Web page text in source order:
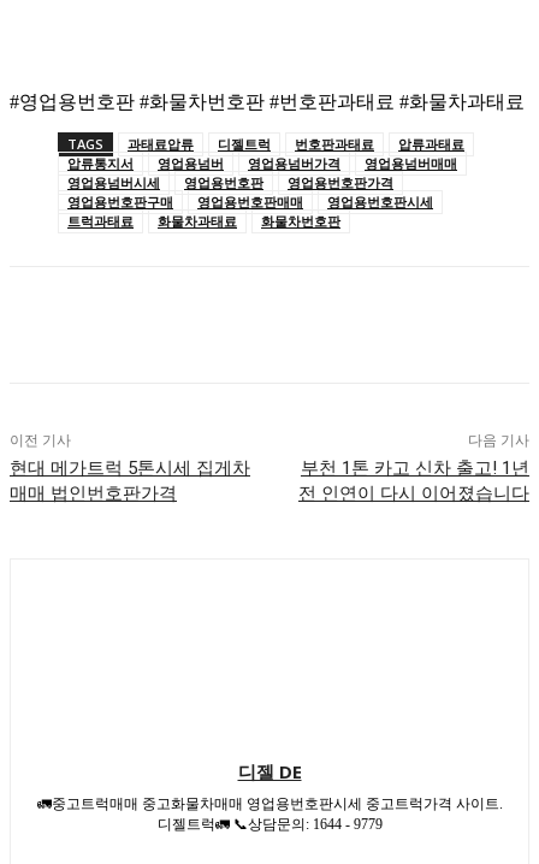
#영업용번호판 #화물차번호판 #번호판과태료 #화물차과태료
TAGS 과태료압류 디젤트럭 번호판과태료
압류과태료
압류통지서
영업용넘버 영업용넘버가격
영업용넘버매매
영업용넘버시세
영업용번호판
영업용번호판가격
영업용번호판구매
영업용번호판매매
영업용번호판시세
트럭과태료
화물차과태료 화물차번호판
이전 기사
현대 메가트럭 5톤시세 집게차
매매 법인번호판가격
다음 기사
부천 1톤 카고 신차 출고! 1년
전 인연이 다시 이어졌습니다
디젤 DE
🚛중고트럭매매 중고화물차매매 영업용번호판시세 중고트럭가격 사이트.
디젤트럭🚛 📞상담문의: 1644 - 9779